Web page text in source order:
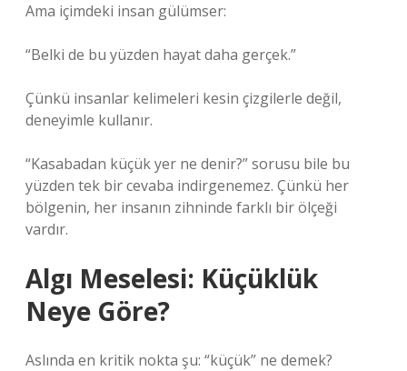
Ama içimdeki insan gülümser:
“Belki de bu yüzden hayat daha gerçek.”
Çünkü insanlar kelimeleri kesin çizgilerle değil,
deneyimle kullanır.
“Kasabadan küçük yer ne denir?” sorusu bile bu
yüzden tek bir cevaba indirgenemez. Çünkü her
bölgenin, her insanın zihninde farklı bir ölçeği
vardır.
Algı Meselesi: Küçüklük
Neye Göre?
Aslında en kritik nokta şu: “küçük” ne demek?